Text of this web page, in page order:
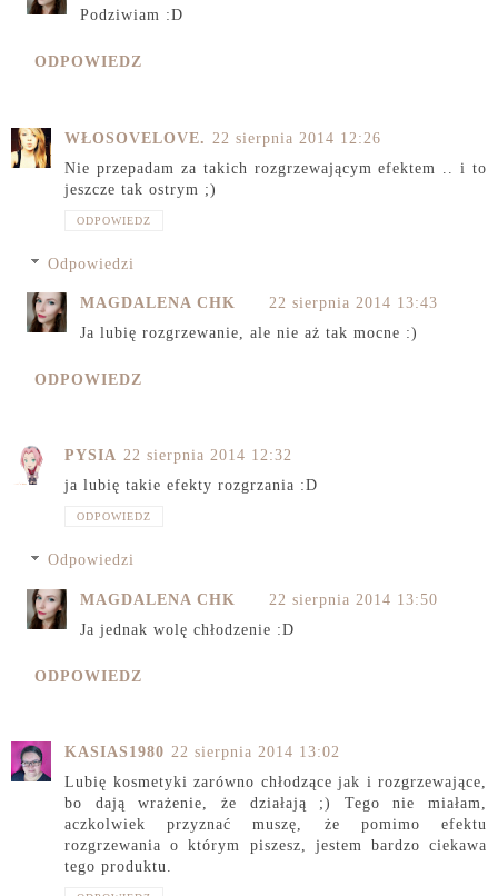
Podziwiam :D
ODPOWIEDZ
WŁOSOVELOVE. 22 sierpnia 2014 12:26
Nie przepadam za takich rozgrzewającym efektem .. i to
jeszcze tak ostrym ;)
ODPOWIEDZ
Odpowiedzi
MAGDALENA CHK
22 sierpnia 2014 13:43
Ja lubię rozgrzewanie, ale nie aż tak mocne :)
ODPOWIEDZ
PYSIA 22 sierpnia 2014 12:32
ja lubię takie efekty rozgrzania :D
ODPOWIEDZ
Odpowiedzi
MAGDALENA CHK
22 sierpnia 2014 13:50
Ja jednak wolę chłodzenie :D
ODPOWIEDZ
KASIAS1980 22 sierpnia 2014 13:02
Lubię kosmetyki zarówno chłodzące jak i rozgrzewające,
bo dają wrażenie, że działają ;) Tego nie miałam,
aczkolwiek przyznać muszę, że pomimo efektu
rozgrzewania o którym piszesz, jestem bardzo ciekawa
tego produktu.